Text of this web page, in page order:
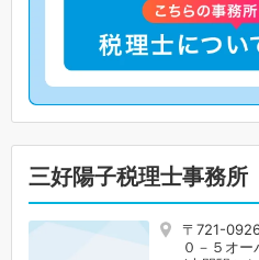
三好陽子税理士事務所
〒721-
０－５オー